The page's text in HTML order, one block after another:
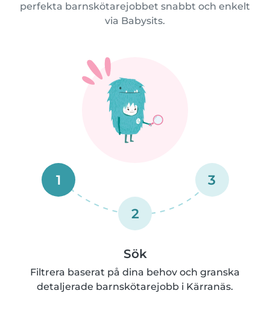
perfekta barnskötarejobbet snabbt och enkelt
via Babysits.
1
2
3
Sök
Filtrera baserat på dina behov och granska
detaljerade barnskötarejobb i Kärranäs.